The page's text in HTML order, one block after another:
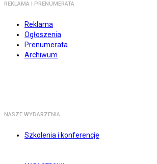
REKLAMA I PRENUMERATA
Reklama
Ogłoszenia
Prenumerata
Archiwum
NASZE WYDARZENIA
Szkolenia i konferencje